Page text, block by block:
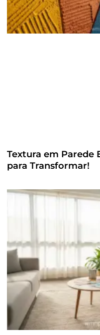
Textura em Parede
para Transformar!